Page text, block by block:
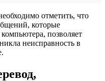
отметить, что
которые
позволяет
неисправность в